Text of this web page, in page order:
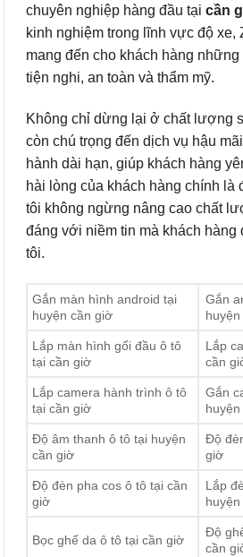
chuyên nghiệp hàng đầu tại cần
kinh nghiệm trong lĩnh vực độ xe,
mang đến cho khách hàng
tiện nghi, an toàn và thẩm mỹ.
Không chỉ dừng lại ở chất lượng
còn chú trọng đến dịch vụ hậu
hành dài hạn, giúp khách hàng
hài lòng của khách hàng chính là
tôi không ngừng nâng cao chất
đáng với niềm tin mà khách hàng
tôi.
Gắn màn hình android tại
huyện cần giờ
Gắn
Lắp màn hình gối đầu ô tô
tại cần giờ
Lắp
cần
Lắp camera hành trình ô tô
tại cần giờ
Gắn
Độ âm thanh ô tô tại huyện
cần giờ
Độ
giờ
Độ đèn pha cos ô tô tại cần
giờ
Lắp
Bọc ghế da ô tô tại cần giờ
Độ
cần